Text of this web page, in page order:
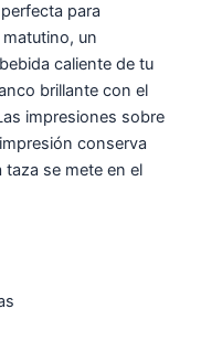
para
un
caliente de tu
brillante con el
impresiones sobre
conserva
taza se mete en el